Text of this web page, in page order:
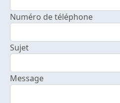
Numéro de téléphone
Sujet
Message